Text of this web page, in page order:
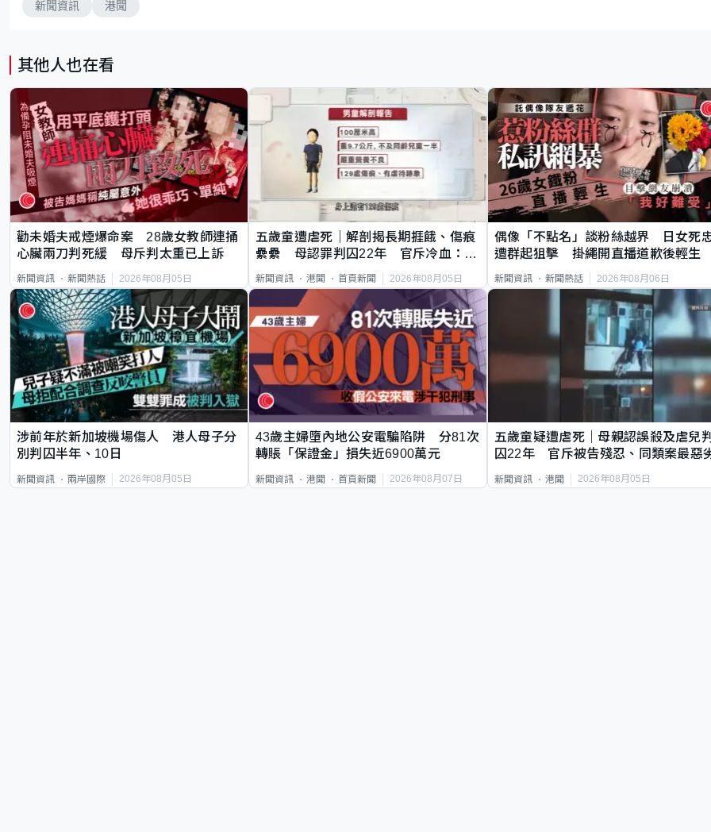
新聞資訊 港聞
其他人也在看
勸未婚夫戒煙爆命案 28歲女教師連捅
心臟兩刀判死緩 母斥判太重已上訴
新聞資訊 新聞熱話 2026年08月05日
五歲童遭虐死｜解剖揭長期捱餓、傷痕
纍纍 母認罪判囚22年 官斥冷血：同
類案最惡劣
新聞資訊 港聞 首頁新聞 2026年08月05日
偶像「不點名」談粉絲越界 日女死
遭群起狙擊 掛繩開直播道歉後輕生
新聞資訊 新聞熱話 2026年08月06日
涉前年於新加坡機場傷人 港人母子分
別判囚半年、10日
新聞資訊 兩岸國際 2026年08月05日
43歲主婦墮內地公安電騙陷阱 分81次
轉賬「保證金」損失近6900萬元
新聞資訊 港聞 首頁新聞 2026年08月07日
五歲童疑遭虐死｜母親認誤殺及虐兒
囚22年 官斥被告殘忍、同類案最惡
新聞資訊 港聞 2026年08月05日